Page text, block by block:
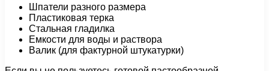
Шпатели разного размера
Пластиковая терка
Стальная гладилка
Емкости для воды и раствора
Валик (для фактурной штукатурки)